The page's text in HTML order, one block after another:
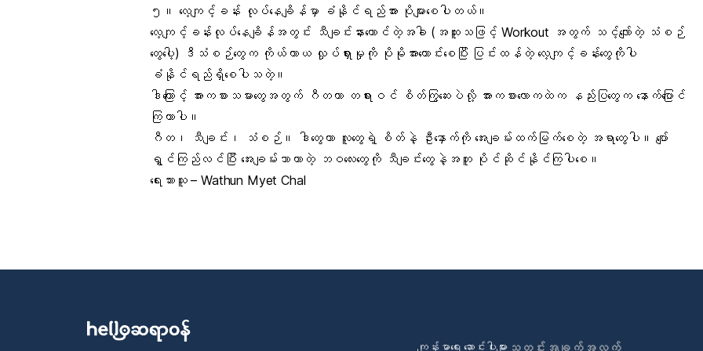
၅။ လေ့ကျင့်ခန်း လုပ်နေချိန်မှာ ခံနိုင်ရည်အား ပိုများစေပါတယ်။
လေ့ကျင့်ခန်းလုပ်နေချိန်အတွင်း သီချင်းနားထောင်တဲ့အခါ (အထူးသဖြင့် Workout အတွက် သင့်လျော်တဲ့ သံစဉ်
တွေပေါ့) ဒီသံစဉ်တွေက ကိုယ်ကာယ လှုပ်ရှားမှုကို ပိုမိုအားကောင်းစေပြီး ပြင်းထန်တဲ့ လေ့ကျင့်ခန်းတွေကိုပါ
ခံနိုင်ရည်ရှိစေပါသတဲ့။
ဒါကြောင့် အားကစားသမားတွေအတွက် ဂီတဟာ တရားဝင် စိတ်ကြွဆေးပဲလို့ အားကစားလောကထဲက နည်းပြတွေက နောက်ပြောင်
ကြတာပါ။
ဂီတ၊ သီချင်း၊ သံစဉ်။ ဒါတွေဟာ လူတွေရဲ့ စိတ်နဲ့ ဦးနှောက်ကို အေးချမ်းထက်မြက်စေတဲ့ အရာတွေပါ။ ပျော်
ရွှင်ကြည်လင်ပြီး အေးချမ်းသာယာတဲ့ ဘဝလေးတွေကို သီချင်းတွေနဲ့အတူ ပိုင်ဆိုင်နိုင်ကြပါစေ။
ရေးသားသူ – Wathun Myet Chal
ကျန်းမာရေး ဆောင်းပါးများသတင်းအချက်အလက်